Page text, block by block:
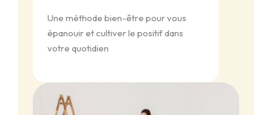
Une méthode bien-être pour vous
épanouir et cultiver le positif dans
votre quotidien